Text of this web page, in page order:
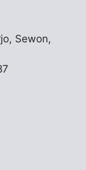
Sewon,